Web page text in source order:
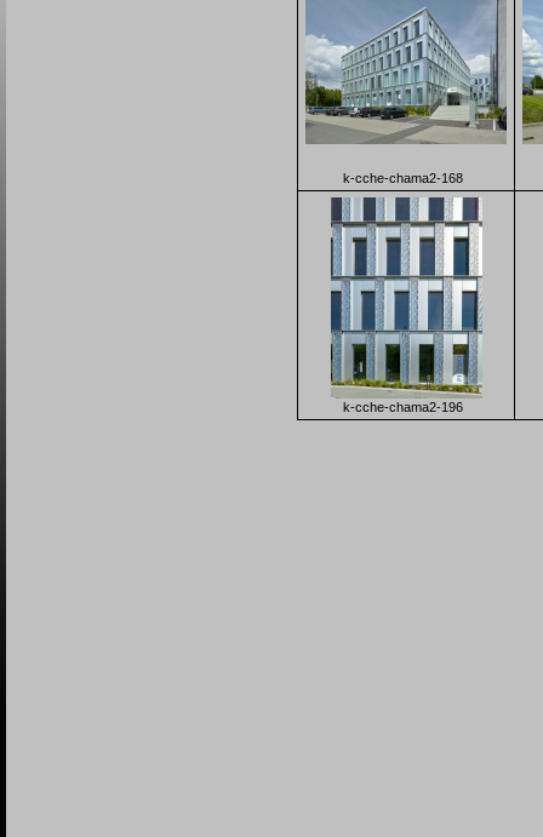
k-cche-chama2-168
k-cche-chama2-196